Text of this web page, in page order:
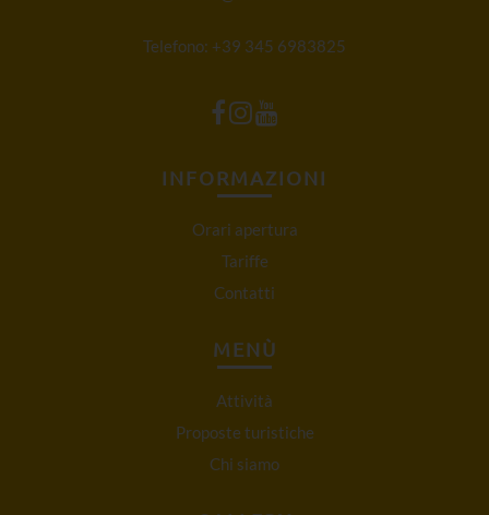
Telefono: +39 345 6983825
INFORMAZIONI
Orari apertura
Tariffe
Contatti
MENÙ
Attività
Proposte turistiche
Chi siamo